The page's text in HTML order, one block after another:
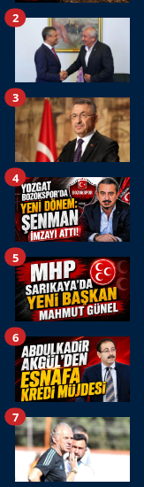
2
3
4
5
6
7